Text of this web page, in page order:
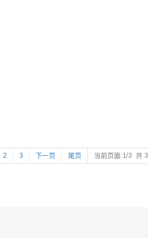
2 3 下一页 尾页 当前页面:1/3 共